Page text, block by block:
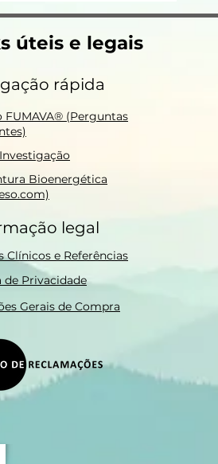
úteis e legais
rápida
FUMAVA® (Perguntas
Bioenergética
legal
Clínicos e Referências
de Privacidade
Gerais de Compra